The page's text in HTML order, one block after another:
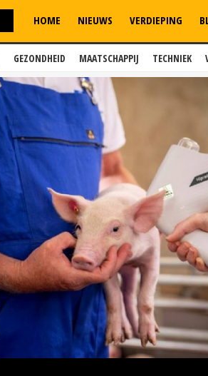
GEZONDHEID MAATSCHAPPIJ TECHNIEK
HOME NIEUWS VERDIEPING